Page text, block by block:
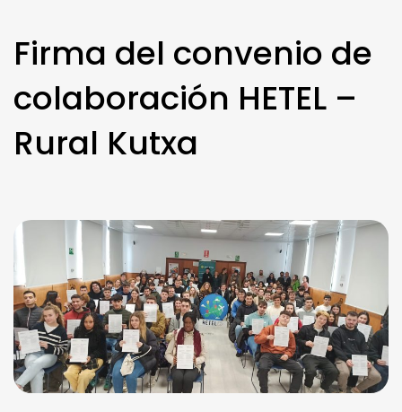
Firma del convenio de
colaboración HETEL –
Rural Kutxa